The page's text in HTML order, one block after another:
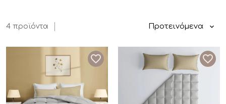
4 προϊόντα Προτεινόμενα